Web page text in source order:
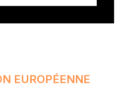
EUROPÉENNE